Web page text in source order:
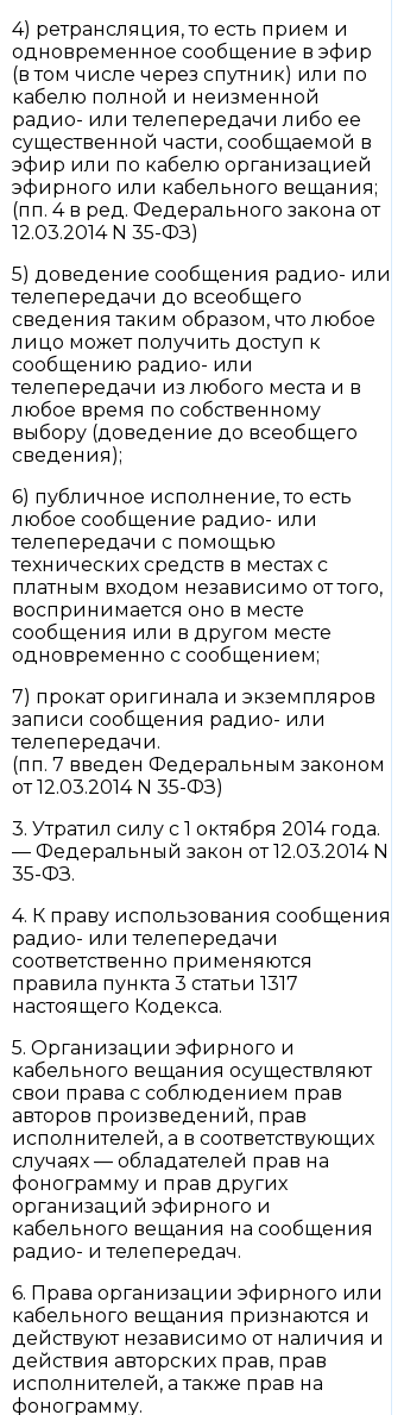
4) ретрансляция, то есть прием и
одновременное сообщение в эфир
(в том числе через спутник) или по
кабелю полной и неизменной
радио- или телепередачи либо ее
существенной части, сообщаемой в
эфир или по кабелю организацией
эфирного или кабельного вещания;
(пп. 4 в ред. Федерального закона от
12.03.2014 N 35-ФЗ)
5) доведение сообщения радио- или
телепередачи до всеобщего
сведения таким образом, что любое
лицо может получить доступ к
сообщению радио- или
телепередачи из любого места и в
любое время по собственному
выбору (доведение до всеобщего
сведения);
6) публичное исполнение, то есть
любое сообщение радио- или
телепередачи с помощью
технических средств в местах с
платным входом независимо от того,
воспринимается оно в месте
сообщения или в другом месте
одновременно с сообщением;
7) прокат оригинала и экземпляров
записи сообщения радио- или
телепередачи.
(пп. 7 введен Федеральным законом
от 12.03.2014 N 35-ФЗ)
3. Утратил силу с 1 октября 2014 года.
— Федеральный закон от 12.03.2014 N
35-ФЗ.
4. К праву использования сообщения
радио- или телепередачи
соответственно применяются
правила пункта 3 статьи 1317
настоящего Кодекса.
5. Организации эфирного и
кабельного вещания осуществляют
свои права с соблюдением прав
авторов произведений, прав
исполнителей, а в соответствующих
случаях — обладателей прав на
фонограмму и прав других
организаций эфирного и
кабельного вещания на сообщения
радио- и телепередач.
6. Права организации эфирного или
кабельного вещания признаются и
действуют независимо от наличия и
действия авторских прав, прав
исполнителей, а также прав на
фонограмму.